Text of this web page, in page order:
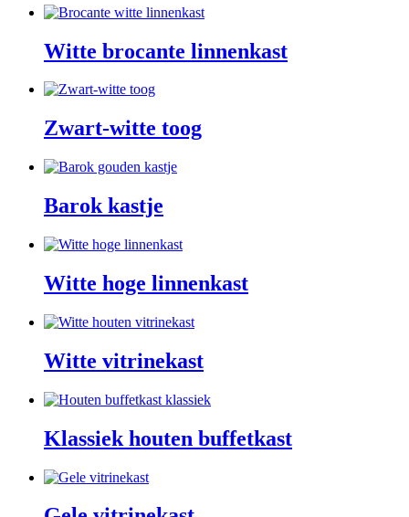
Witte brocante linnenkast
Zwart-witte toog
Barok kastje
Witte hoge linnenkast
Witte vitrinekast
Klassiek houten buffetkast